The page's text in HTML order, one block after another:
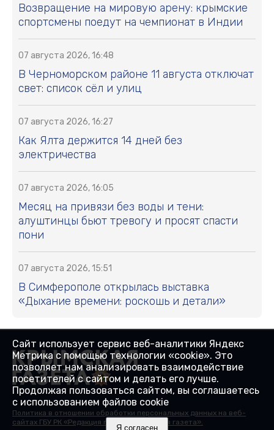
Возвращение на мировую арену: крымские
спортсмены поедут на чемпионат в Индии
07 августа 2026, 16:48
В Черноморском районе 11 августа отключат
свет: список сёл и улиц
07 августа 2026, 16:27
Как Ялта держится 14 дней без
электричества
07 августа 2026, 16:05
Месяц на привязи без воды и тени:
алуштинцы бьют тревогу и просят спасти
пони
07 августа 2026, 15:51
В Симферополе открылась выставка
«Дыхание времени: роскошь и детали»
Политика в отношении обработки персональных данных на веб-
сайтах ГБУ РК «Редакция газеты «Крымская газета».
Сайт использует сервис веб-аналитики Яндекс
Метрика с помощью технологии «cookie». Это
позволяет нам анализировать взаимодействие
посетителей с сайтом и делать его лучше.
Продолжая пользоваться сайтом, вы соглашаетесь
с использованием файлов cookie
Я согласен